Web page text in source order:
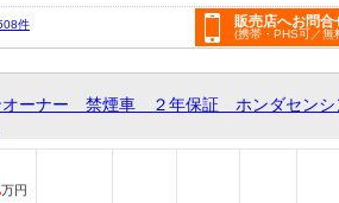
件 販売店へお問合
(携帯・PHS可／無
ーナー 禁煙車 ２年保証 ホンダセンシ
万円